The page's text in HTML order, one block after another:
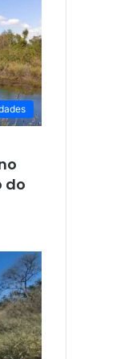
do